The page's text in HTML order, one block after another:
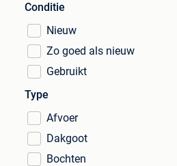
Conditie
Nieuw
Zo goed als nieuw
Gebruikt
Type
Afvoer
Dakgoot
Bochten